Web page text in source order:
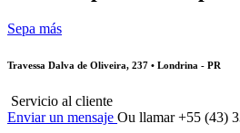
Sepa más
Travessa Dalva de Oliveira, 237 • Londrina - PR
Servicio al cliente
Enviar un mensaje Ou llamar +55 (43)